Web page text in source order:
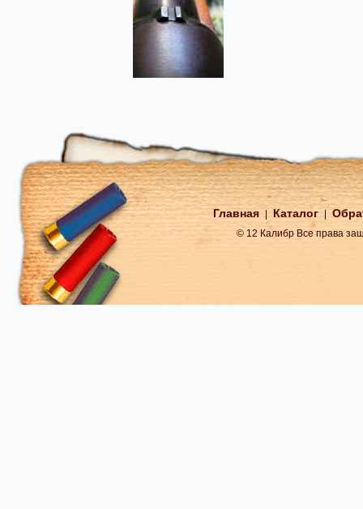
Главная Каталог
© 12 Калибр Все права